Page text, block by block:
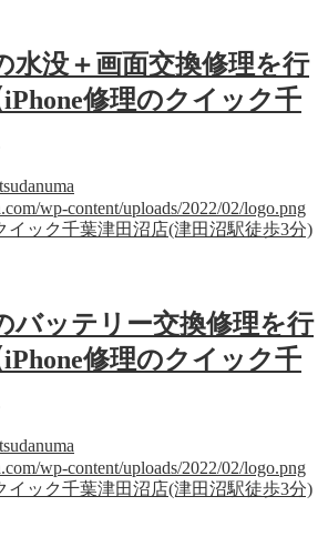
水没＋画面交換修理を行
修理のクイック千
wp-content/uploads/2022/02/logo.png
イック千葉津田沼店(津田沼駅徒歩3分)
バッテリー交換修理を行
修理のクイック千
wp-content/uploads/2022/02/logo.png
イック千葉津田沼店(津田沼駅徒歩3分)